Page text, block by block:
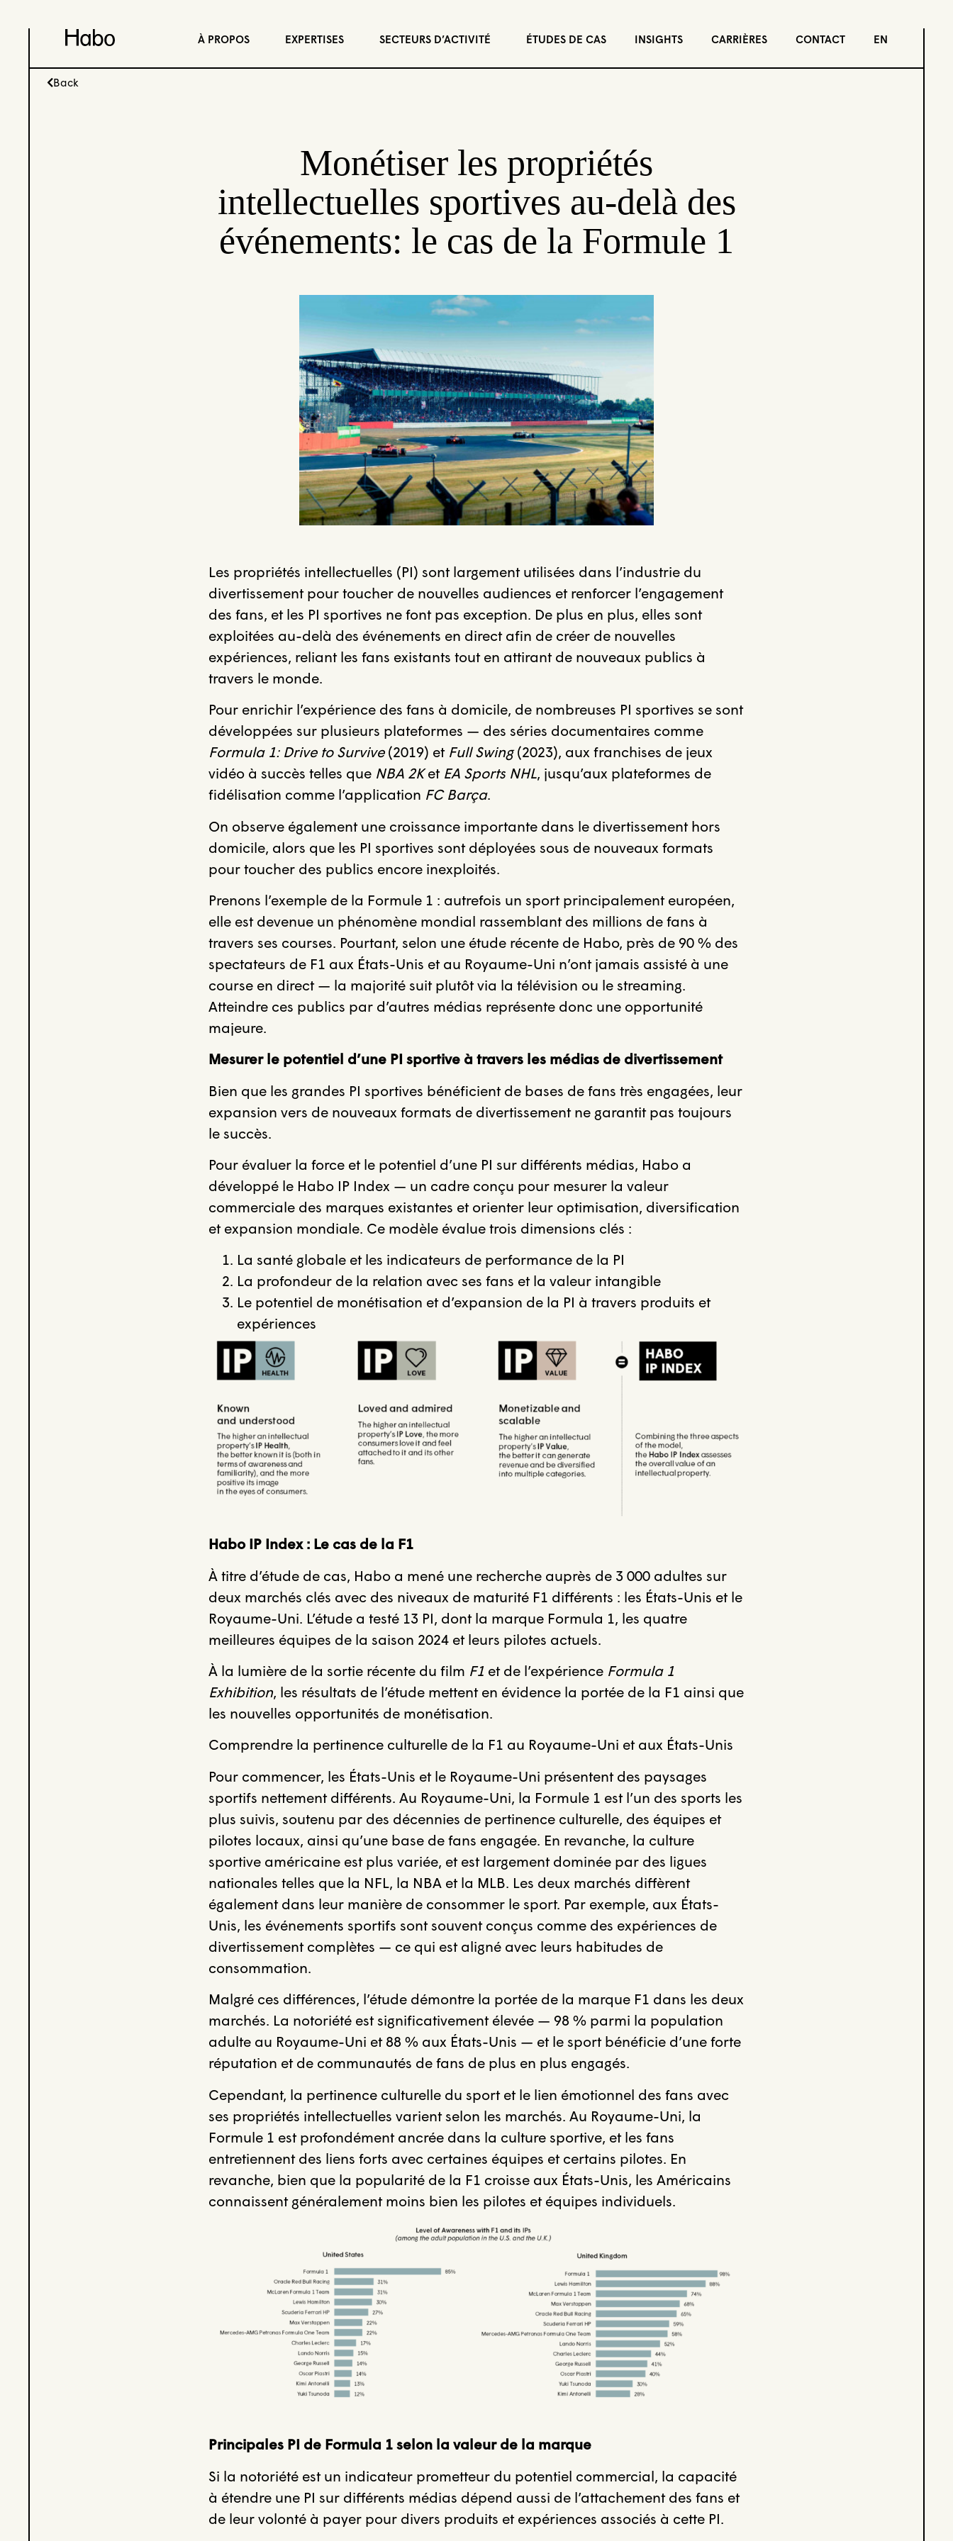
À PROPOS EXPERTISES SECTEURS D’ACTIVITÉ ÉTUDES DE CAS INSIGHTS CARRIÈRES CONTACT EN
Back
Monétiser les propriétés
intellectuelles sportives au-delà des
événements: le cas de la Formule 1
Les propriétés intellectuelles (PI) sont largement utilisées dans l’industrie du
divertissement pour toucher de nouvelles audiences et renforcer l’engagement
des fans, et les PI sportives ne font pas exception. De plus en plus, elles sont
exploitées au-delà des événements en direct afin de créer de nouvelles
expériences, reliant les fans existants tout en attirant de nouveaux publics à
travers le monde.
Pour enrichir l’expérience des fans à domicile, de nombreuses PI sportives se sont
développées sur plusieurs plateformes — des séries documentaires comme
Formula 1: Drive to Survive(2019) et Full Swing(2023), aux franchises de jeux
vidéo à succès telles que NBA 2Ket EA Sports NHL, jusqu’aux plateformes de
fidélisation comme l’application FC Barça.
On observe également une croissance importante dans le divertissement hors
domicile, alors que les PI sportives sont déployées sous de nouveaux formats
pour toucher des publics encore inexploités.
Prenons l’exemple de la Formule 1 : autrefois un sport principalement européen,
elle est devenue un phénomène mondial rassemblant des millions de fans à
travers ses courses. Pourtant, selon une étude récente de Habo, près de 90 % des
spectateurs de F1 aux États-Unis et au Royaume-Uni n’ont jamais assisté à une
course en direct — la majorité suit plutôt via la télévision ou le streaming.
Atteindre ces publics par d’autres médias représente donc une opportunité
majeure.
Mesurer le potentiel d’une PI sportive à travers les médias de divertissement
Bien que les grandes PI sportives bénéficient de bases de fans très engagées, leur
expansion vers de nouveaux formats de divertissement ne garantit pas toujours
le succès.
Pour évaluer la force et le potentiel d’une PI sur différents médias, Habo a
développé le Habo IP Index — un cadre conçu pour mesurer la valeur
commerciale des marques existantes et orienter leur optimisation, diversification
et expansion mondiale. Ce modèle évalue trois dimensions clés :
La santé globale et les indicateurs de performance de la PI
La profondeur de la relation avec ses fans et la valeur intangible
Le potentiel de monétisation et d’expansion de la PI à travers produits et
expériences
Habo IP Index : Le cas de la F1
À titre d’étude de cas, Habo a mené une recherche auprès de 3 000 adultes sur
deux marchés clés avec des niveaux de maturité F1 différents : les États-Unis et le
Royaume-Uni. L’étude a testé 13 PI, dont la marque Formula 1, les quatre
meilleures équipes de la saison 2024 et leurs pilotes actuels.
À la lumière de la sortie récente du film F1 et de l’expérience Formula 1
Exhibition, les résultats de l’étude mettent en évidence la portée de la F1 ainsi que
les nouvelles opportunités de monétisation.
Comprendre la pertinence culturelle de la F1 au Royaume-Uni et aux États-Unis
Pour commencer, les États-Unis et le Royaume-Uni présentent des paysages
sportifs nettement différents. Au Royaume-Uni, la Formule 1 est l’un des sports les
plus suivis, soutenu par des décennies de pertinence culturelle, des équipes et
pilotes locaux, ainsi qu’une base de fans engagée. En revanche, la culture
sportive américaine est plus variée, et est largement dominée par des ligues
nationales telles que la NFL, la NBA et la MLB. Les deux marchés diffèrent
également dans leur manière de consommer le sport. Par exemple, aux États-
Unis, les événements sportifs sont souvent conçus comme des expériences de
divertissement complètes — ce qui est aligné avec leurs habitudes de
consommation.
Malgré ces différences, l’étude démontre la portée de la marque F1 dans les deux
marchés. La notoriété est significativement élevée — 98 % parmi la population
adulte au Royaume-Uni et 88 % aux États-Unis — et le sport bénéficie d’une forte
réputation et de communautés de fans de plus en plus engagés.
Cependant, la pertinence culturelle du sport et le lien émotionnel des fans avec
ses propriétés intellectuelles varient selon les marchés. Au Royaume-Uni, la
Formule 1 est profondément ancrée dans la culture sportive, et les fans
entretiennent des liens forts avec certaines équipes et certains pilotes. En
revanche, bien que la popularité de la F1 croisse aux États-Unis, les Américains
connaissent généralement moins bien les pilotes et équipes individuels.
Principales PI de Formula 1 selon la valeur de la marque
Si la notoriété est un indicateur prometteur du potentiel commercial, la capacité
à étendre une PI sur différents médias dépend aussi de l’attachement des fans et
de leur volonté à payer pour divers produits et expériences associés à cette PI.